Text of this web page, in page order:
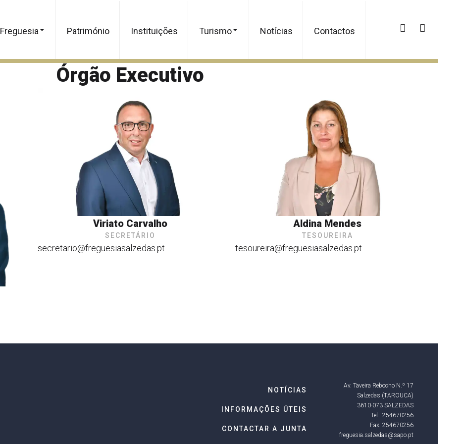
Freguesia Património Instituições Turismo Notícias Contactos
Órgão Executivo
Viriato Carvalho
SECRETÁRIO
secretario@freguesiasalzedas.pt
Aldina Mendes
TESOUREIRA
tesoureira@freguesiasalzedas.pt
NOTÍCIAS
INFORMAÇÕES ÚTEIS
CONTACTAR A JUNTA
Av. Taveira Rebocho N.º 17
Salzedas (TAROUCA)
3610-073 SALZEDAS
Tel.: 254670256
Fax: 254670256
freguesia.salzedas@sapo.pt